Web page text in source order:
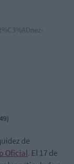
de
Oficial. El 17 de